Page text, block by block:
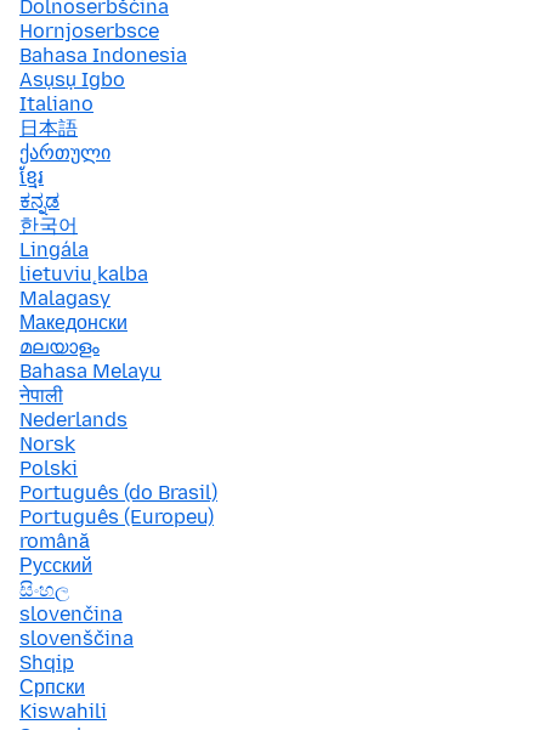
Dolnoserbšćina
Hornjoserbsce
Bahasa Indonesia
Asụsụ Igbo
Italiano
日本語
ქართული
ខ្មែរ
ಕನ್ನಡ
한국어
Lingála
lietuvių kalba
Malagasy
Македонски
മലയാളം
Bahasa Melayu
नेपाली
Nederlands
Norsk
Polski
Português (do Brasil)
Português (Europeu)
română
Русский
සිංහල
slovenčina
slovenščina
Shqip
Српски
Kiswahili